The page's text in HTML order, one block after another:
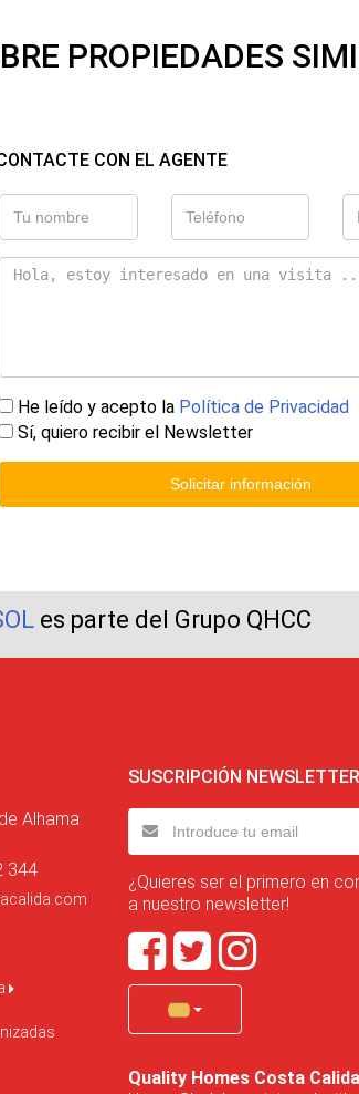
PROPIEDADES
CON EL AGENTE
He leído y acepto la Política de Privacidad
Sí, quiero recibir el Newsletter
Solicitar información
es parte del Grupo QHCC
Alhama
344
SUSCRIPCIÓN NEWSLETTER
¿Quieres ser el primero en
a nuestro newsletter!
Quality Homes Costa Calida